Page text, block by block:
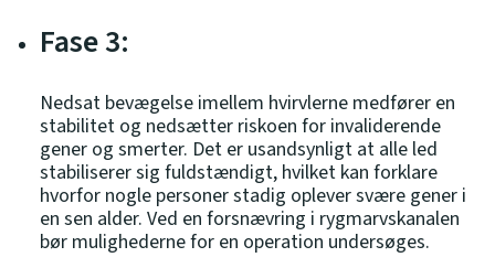
Fase 3:
Nedsat bevægelse imellem hvirvlerne medfører en
stabilitet og nedsætter riskoen for invaliderende
gener og smerter. Det er usandsynligt at alle led
stabiliserer sig fuldstændigt, hvilket kan forklare
hvorfor nogle personer stadig oplever svære gener i
en sen alder. Ved en forsnævring i rygmarvskanalen
bør mulighederne for en operation undersøges.